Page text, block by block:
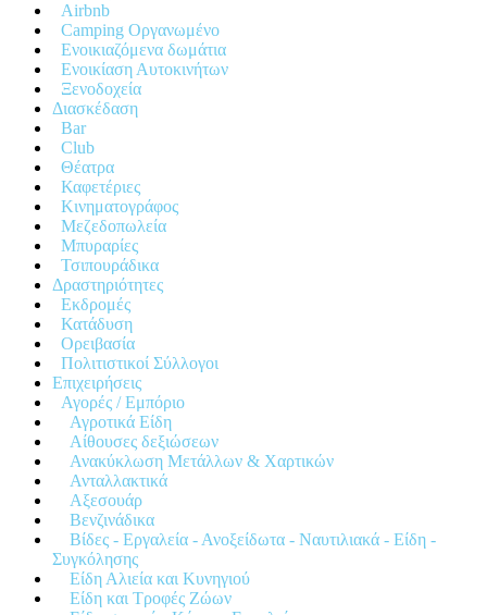
Airbnb
Camping Οργανωμένο
Ενοικιαζόμενα δωμάτια
Ενοικίαση Αυτοκινήτων
Ξενοδοχεία
Διασκέδαση
Bar
Club
Θέατρα
Καφετέριες
Κινηματογράφος
Μεζεδοπωλεία
Μπυραρίες
Τσιπουράδικα
Δραστηριότητες
Εκδρομές
Κατάδυση
Ορειβασία
Πολιτιστικοί Σύλλογοι
Επιχειρήσεις
Αγορές / Εμπόριο
Αγροτικά Είδη
Αίθουσες δεξιώσεων
Ανακύκλωση Μετάλλων & Χαρτικών
Ανταλλακτικά
Αξεσουάρ
Βενζινάδικα
Βίδες - Εργαλεία - Ανοξείδωτα - Ναυτιλιακά - Είδη -
Συγκόλησης
Είδη Αλιεία και Κυνηγιού
Είδη και Τροφές Ζώων